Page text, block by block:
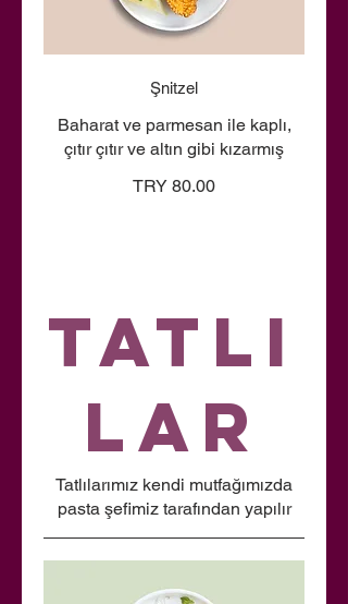
Şnitzel
Baharat ve parmesan ile kaplı,
çıtır çıtır ve altın gibi kızarmış
TRY 80.00
Tatlı
lar
Tatlılarımız kendi mutfağımızda
pasta şefimiz tarafından yapılır